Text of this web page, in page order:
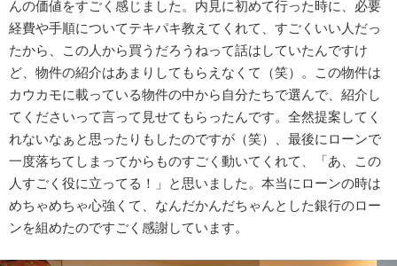
んの価値をすごく感じました。内見に初めて行った時に、必要
経費や手順についてテキパキ教えてくれて、すごくいい人だっ
たから、この人から買うだろうねって話はしていたんですけ
ど、物件の紹介はあまりしてもらえなくて（笑）。この物件は
カウカモに載っている物件の中から自分たちで選んで、紹介し
てくださいって言って見せてもらったんです。全然提案してく
れないなぁと思ったりもしたのですが（笑）、最後にローンで
一度落ちてしまってからものすごく動いてくれて、「あ、この
人すごく役に立ってる！」と思いました。本当にローンの時は
めちゃめちゃ心強くて、なんだかんだちゃんとした銀行のロー
ンを組めたのですごく感謝しています。